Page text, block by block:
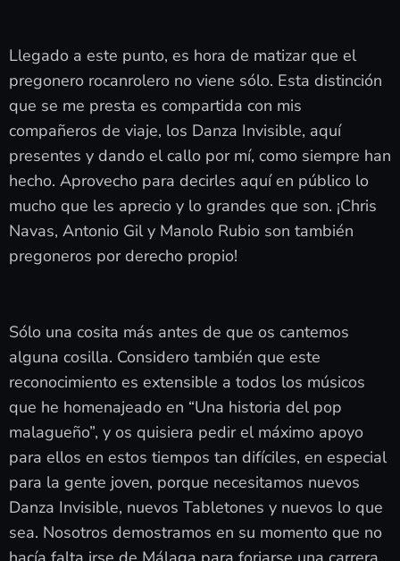
Llegado a este punto, es hora de matizar que el
pregonero rocanrolero no viene sólo. Esta distinción
que se me presta es compartida con mis
compañeros de viaje, los Danza Invisible, aquí
presentes y dando el callo por mí, como siempre han
hecho. Aprovecho para decirles aquí en público lo
mucho que les aprecio y lo grandes que son. ¡Chris
Navas, Antonio Gil y Manolo Rubio son también
pregoneros por derecho propio!
Sólo una cosita más antes de que os cantemos
alguna cosilla. Considero también que este
reconocimiento es extensible a todos los músicos
que he homenajeado en “Una historia del pop
malagueño”, y os quisiera pedir el máximo apoyo
para ellos en estos tiempos tan difíciles, en especial
para la gente joven, porque necesitamos nuevos
Danza Invisible, nuevos Tabletones y nuevos lo que
sea. Nosotros demostramos en su momento que no